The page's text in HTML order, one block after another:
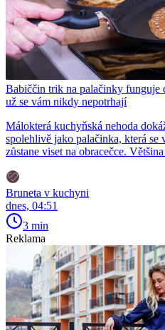
Babiččin trik na palačinky funguje
už se vám nikdy nepotrhají
Málokterá kuchyňská nehoda
spolehlivě jako palačinka, která se
zůstane viset na obracečce.
Bruneta v kuchyni
dnes, 04:51
3 min
Reklama